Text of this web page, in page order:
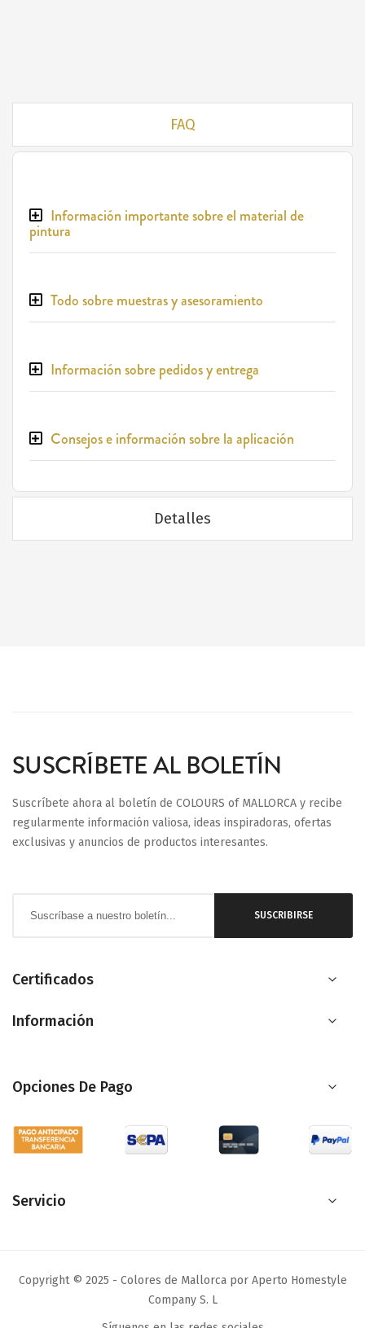
FAQ
Información importante sobre el material de
pintura
Todo sobre muestras y asesoramiento
Información sobre pedidos y entrega
Consejos e información sobre la aplicación
Detalles
SUSCRÍBETE AL BOLETÍN
Suscríbete ahora al boletín de COLOURS of MALLORCA y recibe
regularmente información valiosa, ideas inspiradoras, ofertas
exclusivas y anuncios de productos interesantes.
boletín
noticias:
SUSCRIBIRSE
Certificados
Información
Opciones De Pago
Servicio
Copyright © 2025 - Colores de Mallorca por Aperto Homestyle
Company S. L